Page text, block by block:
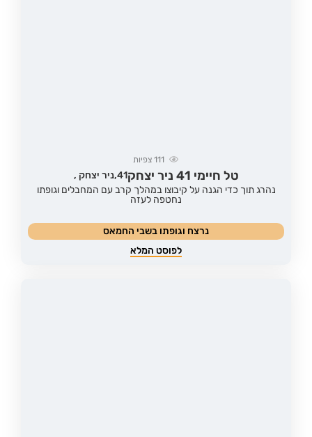
111 צפיות
טל חיימי 41 ניר יצחק 41, ניר יצחק ,
נהרג תוך כדי הגנה על קיבוצו במהלך קרב עם המחבלים וגופתו
נחטפה לעזה
נרצח וגופתו בשבי החמאס
לפוסט המלא